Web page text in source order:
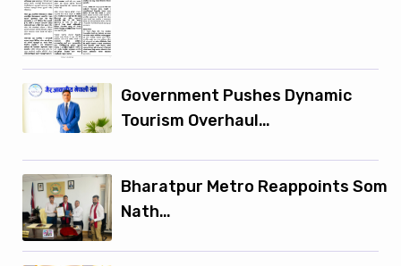
Government Pushes Dynamic
Tourism Overhaul…
Bharatpur Metro Reappoints Som
Nath…